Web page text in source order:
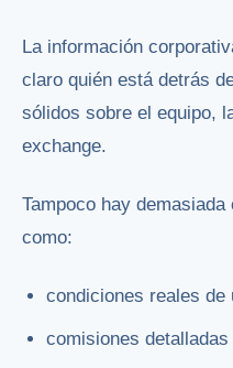
La información
claro quién está detrás
sólidos sobre el equipo,
exchange.
Tampoco hay
como:
condiciones reales de
comisiones detalladas